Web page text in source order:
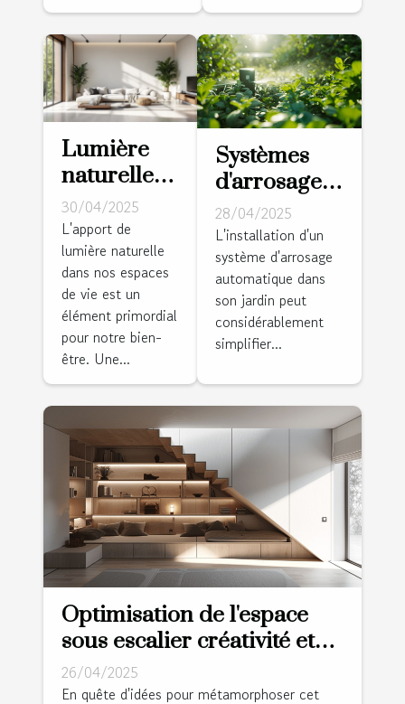
Lumière
naturelle
maximiser
l'éclairage
dans votre
maison
grâce à des
astuces de
rénovation
30/04/2025
L'apport de
lumière naturelle
dans nos espaces
de vie est un
élément primordial
pour notre bien-
être. Une...
Systèmes
d'arrosage
automatique
pour jardins
conseils
pratiques
pour une
installation
28/04/2025
L'installation d'un
système d'arrosage
automatique dans
son jardin peut
considérablement
simplifier...
Optimisation de l'espace
sous escalier créativité et
rangements cachés pour
un intérieur épuré
26/04/2025
En quête d'idées pour métamorphoser cet